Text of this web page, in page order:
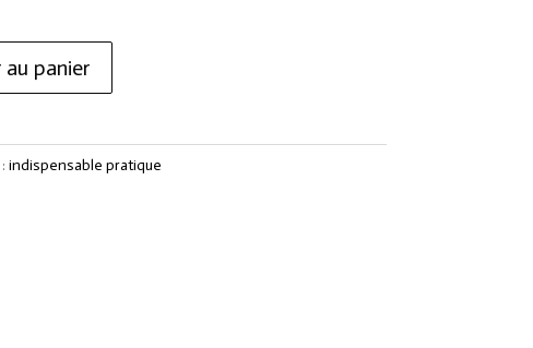
panier
indispensable pratique